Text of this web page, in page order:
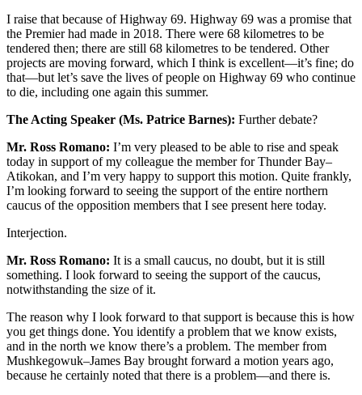
I raise that because of Highway 69. Highway 69 was a promise that
the Premier had made in 2018. There were 68 kilometres to be
tendered then; there are still 68 kilometres to be tendered. Other
projects are moving forward, which I think is excellent—it’s fine; do
that—but let’s save the lives of people on Highway 69 who continue
to die, including one again this summer.
The Acting Speaker (Ms. Patrice Barnes): Further debate?
Mr. Ross Romano: I’m very pleased to be able to rise and speak
today in support of my colleague the member for Thunder Bay–
Atikokan, and I’m very happy to support this motion. Quite frankly,
I’m looking forward to seeing the support of the entire northern
caucus of the opposition members that I see present here today.
Interjection.
Mr. Ross Romano: It is a small caucus, no doubt, but it is still
something. I look forward to seeing the support of the caucus,
notwithstanding the size of it.
The reason why I look forward to that support is because this is how
you get things done. You identify a problem that we know exists,
and in the north we know there’s a problem. The member from
Mushkegowuk–James Bay brought forward a motion years ago,
because he certainly noted that there is a problem—and there is.